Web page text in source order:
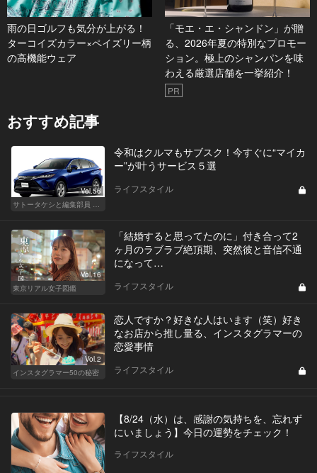
雨の日ゴルフも気分が上がる！
ターコイズカラー×ペイズリー柄
の高機能ウェア
「モエ・エ・シャンドン」が贈
る、2026年夏の特別なプロモー
ション。極上のシャンパンを味
わえる厳選店舗を一挙紹介！
PR
おすすめ記事
Vol.56
サトータケシと編集部員 船山の"CAR GENTSへの道"
令和はクルマもサブスク！今すぐに“マイカ
ー”が叶うサービス５選
ライフスタイル
Vol.16
東京リアル女子図鑑
「結婚すると思ってたのに」付き合って2
ヶ月のラブラブ絶頂期、突然彼と音信不通
になって…
ライフスタイル
Vol.2
インスタグラマー50の秘密
恋人ですか？好きな人はいます（笑）好き
なお店から推し量る、インスタグラマーの
恋愛事情
ライフスタイル
【8/24（水）は、感謝の気持ちを、忘れず
にいましょう】今日の運勢をチェック！
ライフスタイル